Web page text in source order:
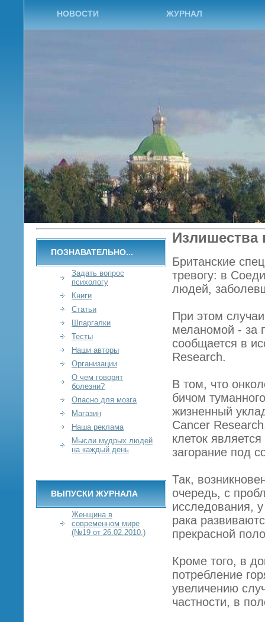
НОВОСТИ ЖУРНАЛ
Излишества
Британские
тревогу: в
людей,
При этом
меланомой - за
сообщается в
Research.
В том, что
бичом
жизненный
Cancer
клеток
загорание под
Так,
очередь, с
исследования,
рака
прекрасной
Кроме того, в
потребление
увеличению
частности, в
ПОЗНАВАТЕЛЬНО...
Задать вопрос
психологу
Книги
Статьи
Шпаргалки
Тесты
Наши авторы
Организации
О чем говорят
болезни?
Опасно для мозга
Магазин
Наша реклама
Мысли мудрых людей
на каждый день
ВЫПУСКИ ЖУРНАЛА
Женщина в
современном мире
(№19 от 26.02.2010.)